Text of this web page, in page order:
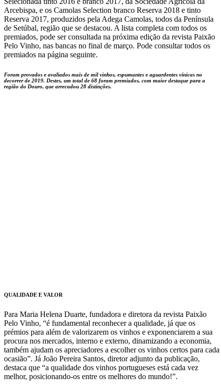
Arcebispa, e os Camolas Selection branco Reserva 2018 e tinto
Reserva 2017, produzidos pela Adega Camolas, todos da Península
de Setúbal, região que se destacou. A lista completa com todos os
premiados, pode ser consultada na próxima edição da revista Paixão
Pelo Vinho, nas bancas no final de março. Pode consultar todos os
premiados na página seguinte.
Foram provados e avaliados mais de mil vinhos, espumantes e aguardentes vínicas no
decorrer de 2019. Destes, um total de 68 foram premiados, com maior destaque para a
região do Douro, que arrecadou 28 distinções.
QUALIDADE E VALOR
Para Maria Helena Duarte, fundadora e diretora da revista Paixão
Pelo Vinho, “é fundamental reconhecer a qualidade, já que os
prémios para além de valorizarem os vinhos e exponenciarem a sua
procura nos mercados, interno e externo, dinamizando a economia,
também ajudam os apreciadores a escolher os vinhos certos para cada
ocasião”. Já João Pereira Santos, diretor adjunto da publicação,
destaca que “a qualidade dos vinhos portugueses está cada vez
melhor, posicionando-os entre os melhores do mundo!”.